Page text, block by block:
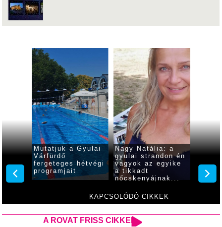
KAPCSOLÓDÓ CIKKEK
a
Mutatjuk a Gyulai
Várfürdő
fergeteges hétvégi
programjait
Nagy Natália: a
gyulai strandon én
vagyok az egyike
a tikkadt
nőcskenyájnak...
Idén
várják
A ROVAT FRISS CIKKEI